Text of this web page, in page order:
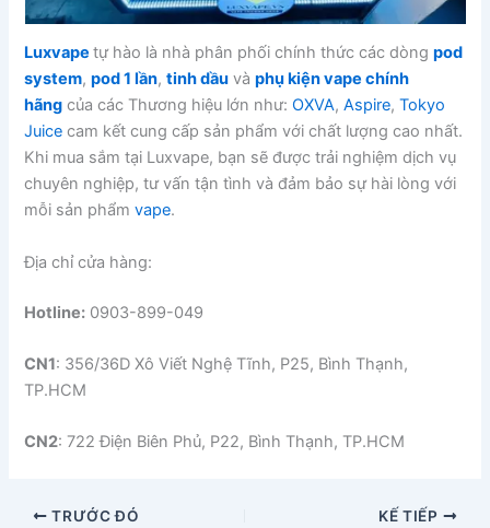
Luxvapetự hào là nhà phân phối chính thức các dòngpod
system,pod 1 lần,tinh dầu vàphụ kiện vape chính
hãng của các Thương hiệu lớn như:OXVA,Aspire,Tokyo
Juice cam kết cung cấp sản phẩm với chất lượng cao nhất.
Khi mua sắm tại Luxvape, bạn sẽ được trải nghiệm dịch vụ
chuyên nghiệp, tư vấn tận tình và đảm bảo sự hài lòng với
mỗi sản phẩmvape.
Địa chỉ cửa hàng:
Hotline: 0903-899-049
CN1: 356/36D Xô Viết Nghệ Tĩnh, P25, Bình Thạnh,
TP.HCM
CN2: 722 Điện Biên Phủ, P22, Bình Thạnh, TP.HCM
TRƯỚC ĐÓ KẾ TIẾP